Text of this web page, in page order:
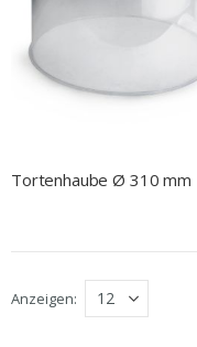
Tortenhaube Ø 310 mm
Anzeigen